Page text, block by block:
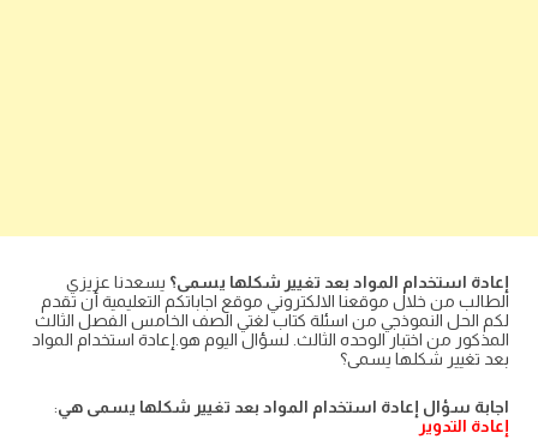
إعادة استخدام المواد بعد تغيير شكلها يسمى؟ يسعدنا عزيزي
الطالب من خلال موقعنا الالكتروني موقع اجاباتكم التعليمية أن تقدم
لكم الحل النموذجي من اسئلة كتاب لغتي الصف الخامس الفصل الثالث
المذكور من اختبار الوحده الثالث. لسؤال اليوم هو.إعادة استخدام المواد
بعد تغيير شكلها يسمى؟
اجابة سؤال إعادة استخدام المواد بعد تغيير شكلها يسمى هي:
إعادة التدوير